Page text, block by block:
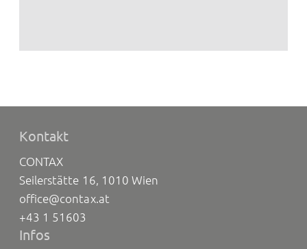
Kontakt
CONTAX
Seilerstätte 16, 1010 Wien
office@contax.at
+43 1 51603
Infos